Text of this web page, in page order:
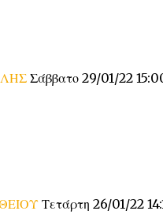
Σάββατο 29/01/22
Τετάρτη 26/01/22